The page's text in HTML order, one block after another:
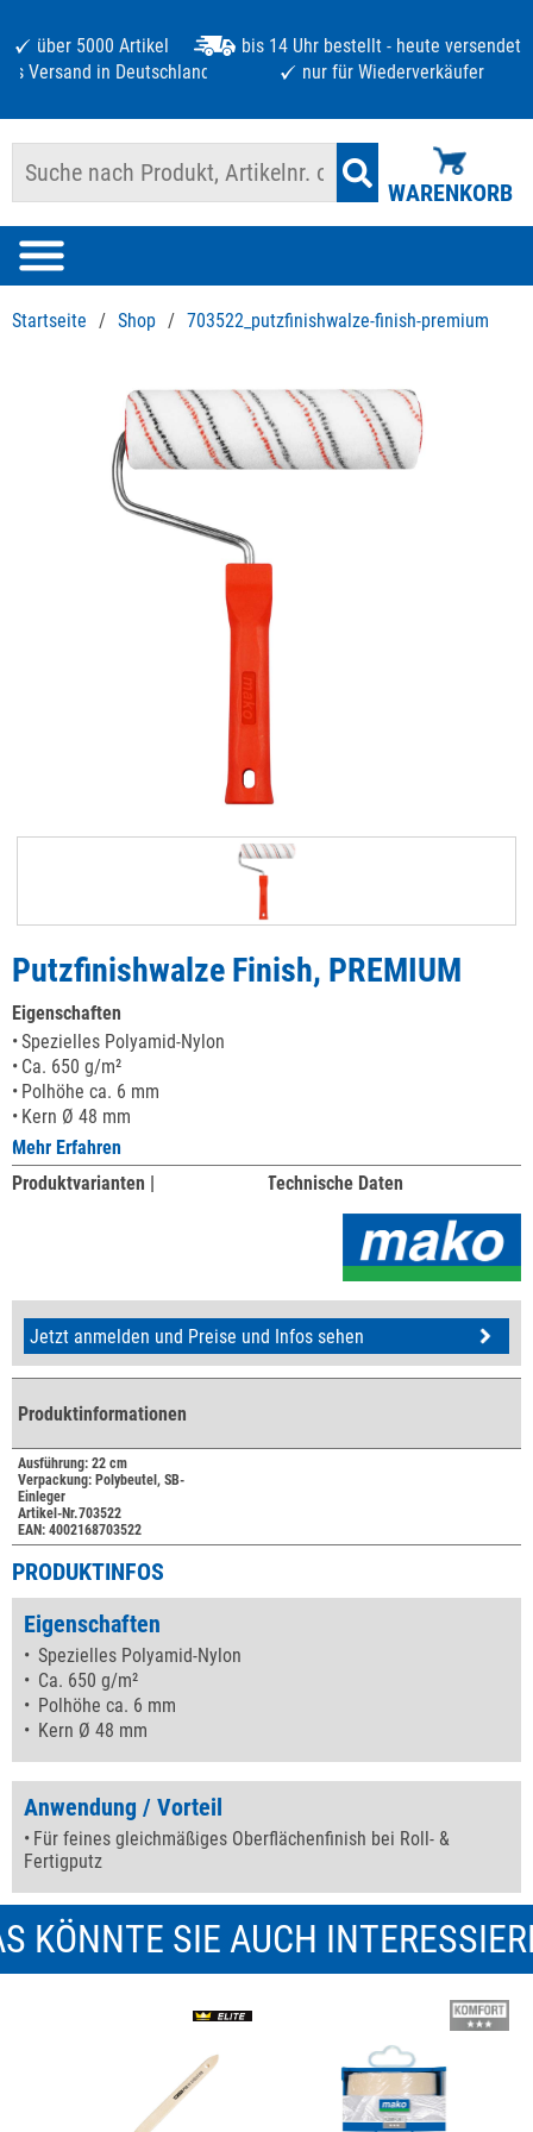
über 5000 Artikel
bis 14 Uhr bestellt - heute versendet
Versand in Deutschland ab 125 €
nur für Wiederverkäufer
WARENKORB
Startseite / Shop / 703522_putzfinishwalze-finish-premium
Putzfinishwalze Finish, PREMIUM
Eigenschaften
Spezielles Polyamid-Nylon
Ca. 650 g/m²
Polhöhe ca. 6 mm
Kern Ø 48 mm
Mehr Erfahren
Produktvarianten |
Technische Daten
Jetzt anmelden und Preise und Infos sehen
Produktinformationen
Ausführung: 22 cm
Verpackung: Polybeutel, SB-
Einleger
Artikel-Nr.703522
EAN: 4002168703522
PRODUKTINFOS
Eigenschaften
Spezielles Polyamid-Nylon
Ca. 650 g/m²
Polhöhe ca. 6 mm
Kern Ø 48 mm
Anwendung / Vorteil
Für feines gleichmäßiges Oberflächenfinish bei Roll- &
Fertigputz
KÖNNTE SIE AUCH